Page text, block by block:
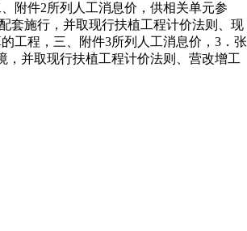
附件2所列人工消息价，供相关单元参
套施行，并取现行扶植工程计价法则、现
工程，三、附件3所列人工消息价，3．张
，并取现行扶植工程计价法则、营改增工